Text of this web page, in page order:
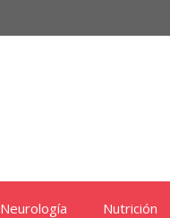
Neurología Nutrición